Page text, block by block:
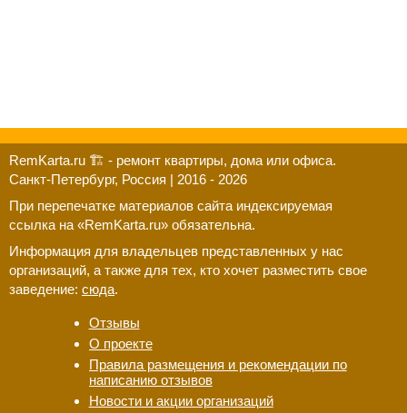
RemKarta.ru 🏗️ - ремонт квартиры, дома или офиса.
Санкт-Петербург, Россия | 2016 - 2026
При перепечатке материалов сайта индексируемая
ссылка на «RemKarta.ru» обязательна.
Информация для владельцев представленных у нас
организаций, а также для тех, кто хочет разместить свое
заведение: сюда.
Отзывы
Новости и акции организаций